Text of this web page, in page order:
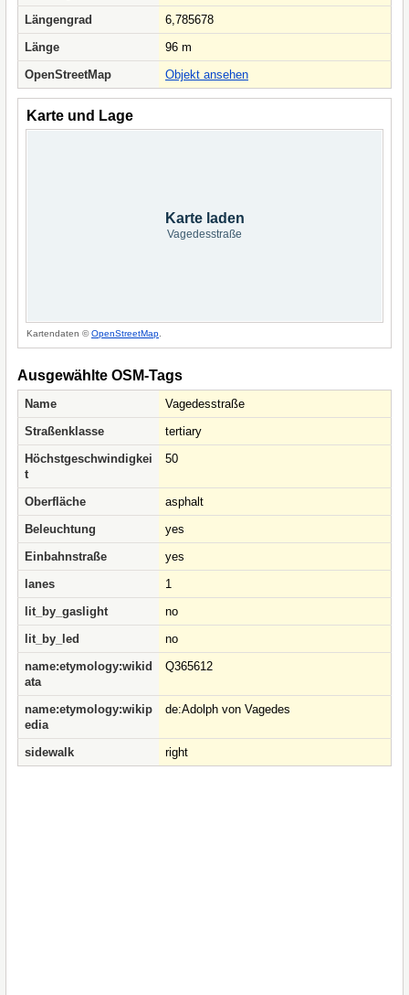
Längengrad
6,785678
Länge
96 m
OpenStreetMap
Objekt ansehen
Karte und Lage
Karte laden
Vagedesstraße
Kartendaten ©OpenStreetMap
Ausgewählte OSM-Tags
Name
Vagedesstraße
Straßenklasse
tertiary
Höchstgeschwindigkei
t
50
Oberfläche
asphalt
Beleuchtung
yes
Einbahnstraße
yes
lanes
1
lit_by_gaslight
no
lit_by_led
no
name:etymology:wikid
ata
Q365612
name:etymology:wikip
edia
de:Adolph von Vagedes
sidewalk right